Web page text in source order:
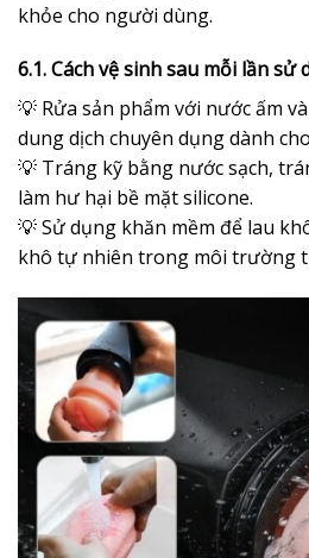
khỏe cho người dùng.
6.1. Cách vệ sinh sau mỗi lần sử
💡 Rửa sản phẩm với nước ấm
dung dịch chuyên dụng dành cho
💡 Tráng kỹ bằng nước sạch,
làm hư hại bề mặt silicone.
💡 Sử dụng khăn mềm để lau
khô tự nhiên trong môi trường